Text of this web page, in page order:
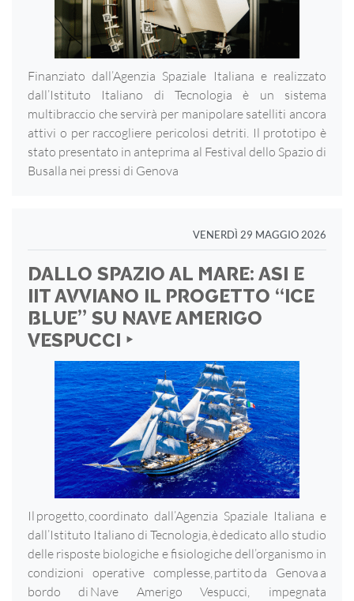
Finanziato dall’Agenzia Spaziale Italiana e realizzato
dall’Istituto Italiano di Tecnologia è un sistema
multibraccio che servirà per manipolare satelliti ancora
attivi o per raccogliere pericolosi detriti. Il prototipo è
stato presentato in anteprima al Festival dello Spazio di
Busalla nei pressi di Genova
VENERDÌ 29 MAGGIO 2026
DALLO SPAZIO AL MARE: ASI E
IIT AVVIANO IL PROGETTO “ICE
BLUE” SU NAVE AMERIGO
VESPUCCI ‣
Il progetto, coordinato dall’Agenzia Spaziale Italiana e
dall’Istituto Italiano di Tecnologia, è dedicato allo studio
delle risposte biologiche e fisiologiche dell’organismo in
condizioni operative complesse, partito da Genova a
bordo di Nave Amerigo Vespucci, impegnata